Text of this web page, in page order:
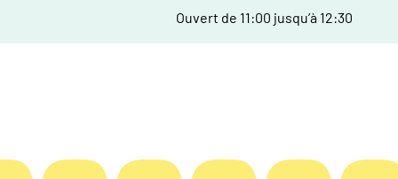
Ouvert de 11:00 jusqu’à 12:30